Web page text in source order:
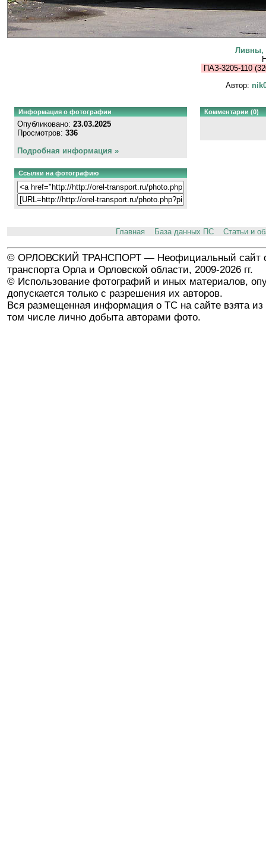
Ливны,
ПАЗ-3205-110
Автор:
Информация о фотографии
Опубликовано: 23.03.2025
Просмотров: 336
Подробная информация »
Ссылки на фотографию
Комментарии (0)
Главная База данных ПС Статьи и
© ОРЛОВСКИЙ ТРАНСПОРТ — Неофициальный сайт
транспорта Орла и Орловской области, 2009-2026 гг.
© Использование фотографий и иных материалов,
допускается только с разрешения их авторов.
Вся размещенная информация о ТС на сайте взята из
том числе лично добыта авторами фото.